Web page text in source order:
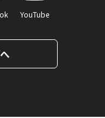
YouTube